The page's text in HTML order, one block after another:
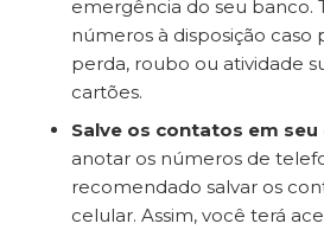
emergência do seu banco.
números à disposição caso
perda, roubo ou atividade
cartões.
Salve os contatos em seu
anotar os números de
recomendado salvar os
celular. Assim, você terá